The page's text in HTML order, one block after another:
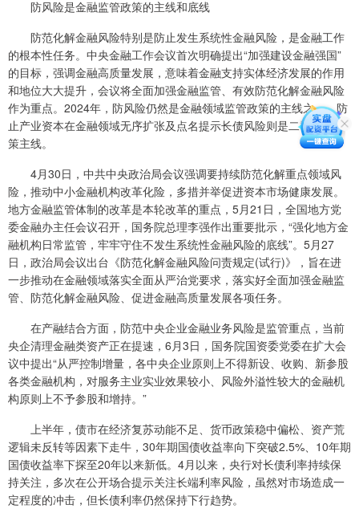
防风险是金融监管政策的主线和底线
防范化解金融风险特别是防止发生系统性金融风险，是金融工作
的根本性任务。中央金融工作会议首次明确提出“加强建设金融强国”
的目标，强调金融高质量发展，意味着金融支持实体经济发展的作用
和地位大大提升，会议将全面加强金融监管、有效防范化解金融风险
作为重点。2024年，防风险仍然是金融领域监管政策的主线之一，防
止产业资本在金融领域无序扩张及点名提示长债风险则是二季度的政
策主线。
4月30日，中共中央政治局会议强调要持续防范化解重点领域风
险，推动中小金融机构改革化险，多措并举促进资本市场健康发展。
地方金融监管体制的改革是本轮改革的重点，5月21日，全国地方党
委金融办主任会议召开，国务院总理李强作出重要批示，“强化地方金
融机构日常监管，牢牢守住不发生系统性金融风险的底线”。5月27
日，政治局会议出台《防范化解金融风险问责规定(试行)》，旨在进
一步推动在金融领域落实全面从严治党要求，落实好全面加强金融监
管、防范化解金融风险、促进金融高质量发展各项任务。
在产融结合方面，防范中央企业金融业务风险是监管重点，当前
央企清理金融类资产正在提速，6月3日，国务院国资委党委在扩大会
议中提出“从严控制增量，各中央企业原则上不得新设、收购、新参股
各类金融机构，对服务主业实业效果较小、风险外溢性较大的金融机
构原则上不予参股和增持。”
上半年，债市在经济复苏动能不足、货币政策稳中偏松、资产荒
逻辑未反转等因素下走牛，30年期国债收益率向下突破2.5%、10年期
国债收益率下探至20年以来新低。4月以来，央行对长债利率持续保
持关注，多次在公开场合提示关注长端利率风险，虽然对市场造成一
定程度的冲击，但长债利率仍然保持下行趋势。